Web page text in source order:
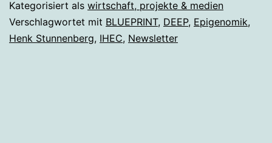
Kategorisiert als wirtschaft, projekte & medien
Verschlagwortet mit BLUEPRINT, DEEP, Epigenomik,
Henk Stunnenberg, IHEC, Newsletter